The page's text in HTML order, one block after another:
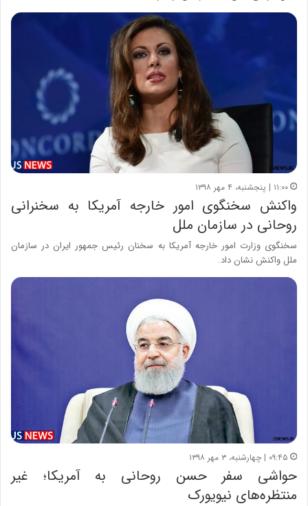
۱۱:۰۰ | پنجشنبه، ۴ مهر ۱۳۹۸
واکنش سخنگوی امور خارجه آمریکا به سخنرانی
روحانی در سازمان ملل
سخنگوی وزارت امور خارجه آمریکا به سخنان رئیس جمهور ایران در سازمان
ملل واکنش نشان داد.
۰۹:۴۵ | چهارشنبه، ۳ مهر ۱۳۹۸
حواشی سفر حسن روحانی به آمریکا؛ غیر
منتظره‌های‌ نیویورک